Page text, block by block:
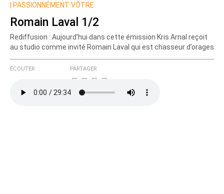
PASSIONNÉMENT VÔTRE
Romain Laval 1/2
Rediffusion : Aujourd’hui dans cette émission Kris Arnal reçoit
au studio comme invité Romain Laval qui est chasseur d’orages
ÉCOUTER PARTAGER